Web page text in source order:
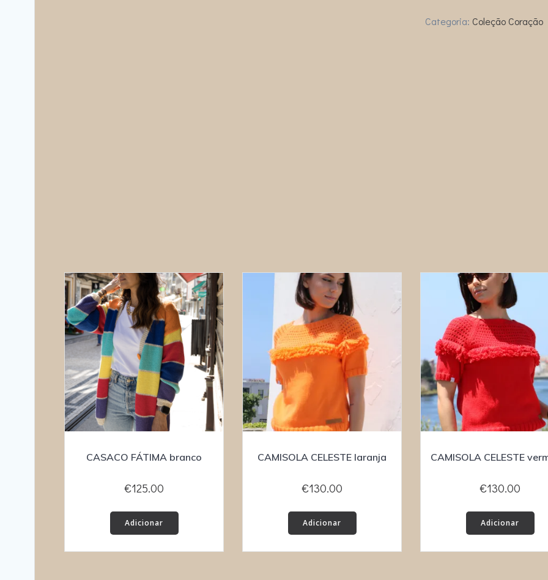
verde
Categoria: Coleção Coração
CASACO FÁTIMA branco
€125.00
Adicionar
CAMISOLA CELESTE laranja
€130.00
Adicionar
CAMISOLA CELESTE
€130.00
Adicionar